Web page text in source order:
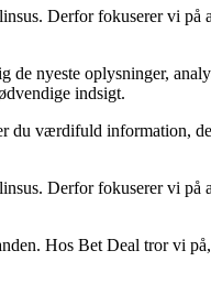
Derfor fokuserer vi på
nyeste oplysninger,
indsigt.
du værdifuld information,
Derfor fokuserer vi på
Hos Bet Deal tror vi